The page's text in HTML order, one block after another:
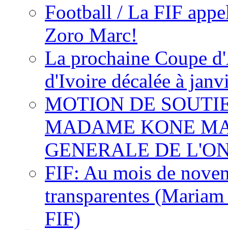
Football / La FIF
Zoro Marc!
La prochaine Coupe
d'Ivoire décalée à
MOTION DE
MADAME KONE
GENERALE DE
FIF: Au mois de
transparentes
FIF)